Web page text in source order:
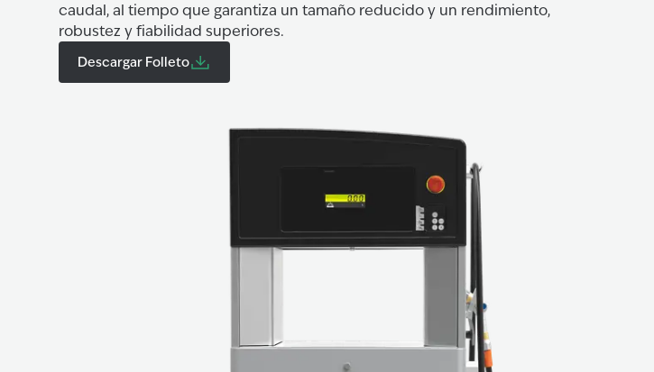
caudal, al tiempo que garantiza un tamaño reducido y un rendimiento,
robustez y fiabilidad superiores.
Descargar Folleto